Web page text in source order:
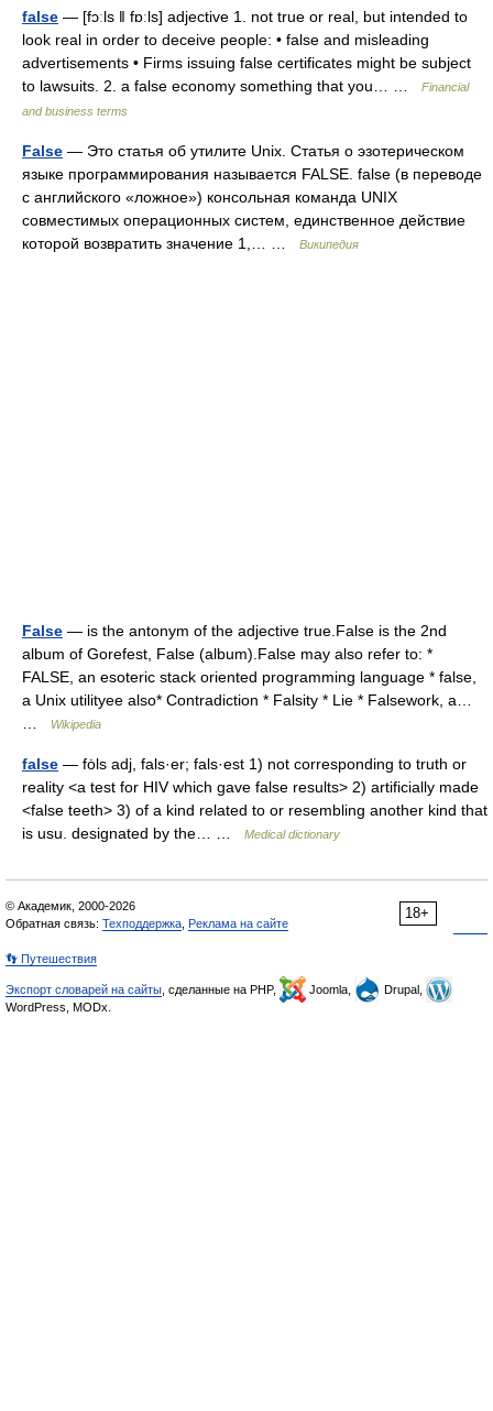
false — [fɔːls ǁ fɒːls] adjective 1. not true or real, but intended to
look real in order to deceive people: • false and misleading
advertisements • Firms issuing false certificates might be subject
to lawsuits. 2. a false economy something that you… …
Financial
and business terms
False — Это статья об утилите Unix. Статья о эзотерическом
языке программирования называется FALSE. false (в переводе
с английского «ложное») консольная команда UNIX
совместимых операционных систем, единственное действие
которой возвратить значение 1,… …
Википедия
False — is the antonym of the adjective true.False is the 2nd
album of Gorefest, False (album).False may also refer to: *
FALSE, an esoteric stack oriented programming language * false,
a Unix utilityee also* Contradiction * Falsity * Lie * Falsework, a…
Wikipedia
false — fȯls adj, fals·er; fals·est 1) not corresponding to truth or
reality <a test for HIV which gave false results> 2) artificially made
<false teeth> 3) of a kind related to or resembling another kind that
is usu. designated by the… …
Medical dictionary
18+
© Академик, 2000-2026
Обратная связь: Техподдержка Реклама на сайте
👣 Путешествия
Экспорт словарей на сайты , сделанные на PHP, Joomla,
Drupal,
WordPress, MODx.